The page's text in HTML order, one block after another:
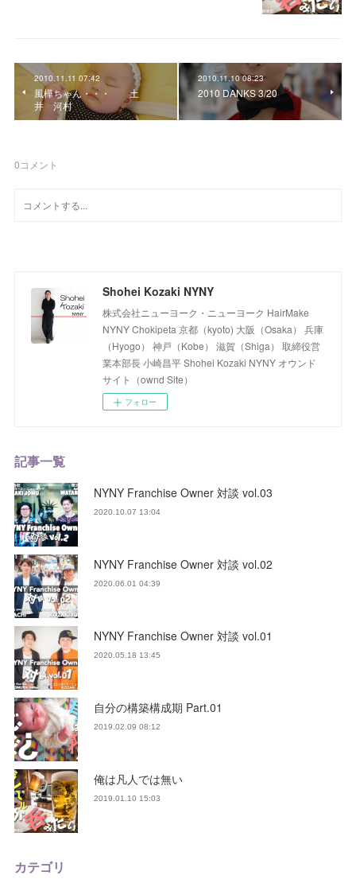
2010.11.11 07:42
風樺ちゃん・・・ 土
井 河村
2010.11.10 08:23
2010 DANKS 3/20
0コメント
Shohei Kozaki NYNY
株式会社ニューヨーク・ニューヨーク HairMake
NYNY Chokipeta 京都（kyoto) 大阪（Osaka） 兵庫
（Hyogo） 神戸（Kobe） 滋賀（Shiga） 取締役営
業本部長 小崎昌平 Shohei Kozaki NYNY オウンド
サイト（ownd Site）
フォロー
記事一覧
NYNY Franchise Owner 対談 vol.03
2020.10.07 13:04
NYNY Franchise Owner 対談 vol.02
2020.06.01 04:39
NYNY Franchise Owner 対談 vol.01
2020.05.18 13:45
自分の構築構成期 Part.01
2019.02.09 08:12
俺は凡人では無い
2019.01.10 15:03
カテゴリ